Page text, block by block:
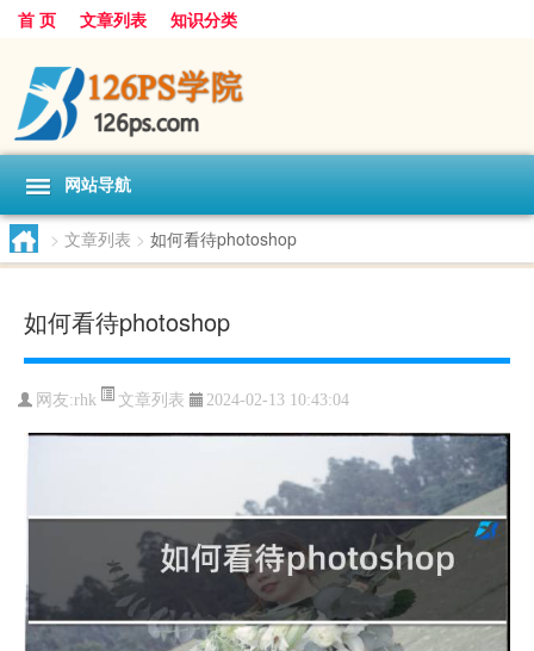
首 页 文章列表 知识分类
网站导航
> 文章列表 > 如何看待photoshop
如何看待photoshop
网友:rhk 文章列表 2024-02-13 10:43:04